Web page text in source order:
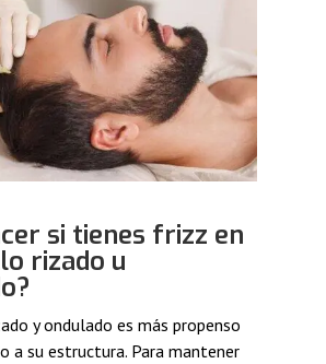
si tienes frizz en
rizado u
y ondulado es más propenso
a su estructura. Para mantener